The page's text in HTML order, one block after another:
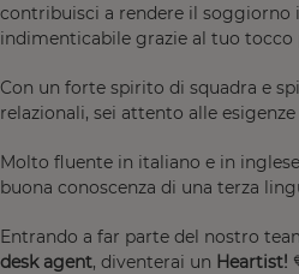
contribuisci a rendere il soggiorno
indimenticabile grazie al tuo tocco
Con un forte spirito di squadra e
relazionali, sei attento alle
Molto fluente in italiano e in
buona conoscenza di una terza
Entrando a far parte del nostro
desk agent, diventerai un Heartist!